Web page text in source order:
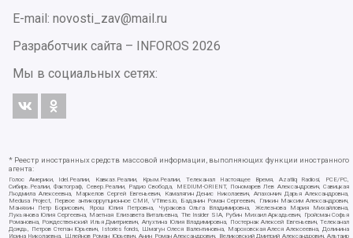
E-mail: novosti_zav@mail.ru
Разработчик сайта –
INFOROS 2026
Мы в социальных сетях:
* Реестр иностранных средств массовой информации, выполняющих функции иностранного
агента:
Голос Америки, Idel.Реалии, Кавказ.Реалии, Крым.Реалии, Телеканал Настоящее Время, Azatliq Radiosi, PCE/PC,
Сибирь.Реалии, Фактограф, Север.Реалии, Радио Свобода, MEDIUM-ORIENT, Пономарев Лев Александрович, Савицкая
Людмила Алексеевна, Маркелов Сергей Евгеньевич, Камалягин Денис Николаевич, Апахончич Дарья Александровна,
Medusa Project, Первое антикоррупционное СМИ, VTimes.io, Баданин Роман Сергеевич, Гликин Максим Александрович,
Маняхин Петр Борисович, Ярош Юлия Петровна, Чуракова Ольга Владимировна, Железнова Мария Михайловна,
Лукьянова Юлия Сергеевна, Маетная Елизавета Витальевна, The Insider SIA, Рубин Михаил Аркадьевич, Гройсман Софья
Романовна, Рождественский Илья Дмитриевич, Апухтина Юлия Владимировна, Постернак Алексей Евгеньевич, Телеканал
Дождь, Петров Степан Юрьевич, Istories fonds, Шмагун Олеся Валентиновна, Мароховская Алеся Алексеевна, Долинина
Ирина Николаевна, Шлейнов Роман Юрьевич, Анин Роман Александрович, Великовский Дмитрий Александрович, Альтаир